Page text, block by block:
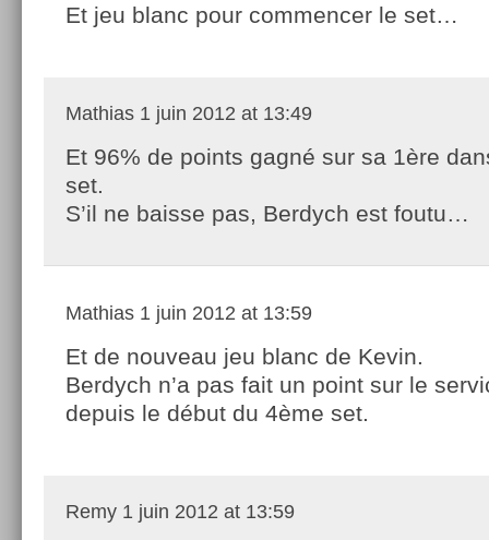
Et jeu blanc pour commencer le set…
Mathias 1 juin 2012 at 13:49
Et 96% de points gagné sur sa 1ère
set.
S’il ne baisse pas, Berdych est foutu…
Mathias 1 juin 2012 at 13:59
Et de nouveau jeu blanc de Kevin.
Berdych n’a pas fait un point sur le
depuis le début du 4ème set.
Remy 1 juin 2012 at 13:59